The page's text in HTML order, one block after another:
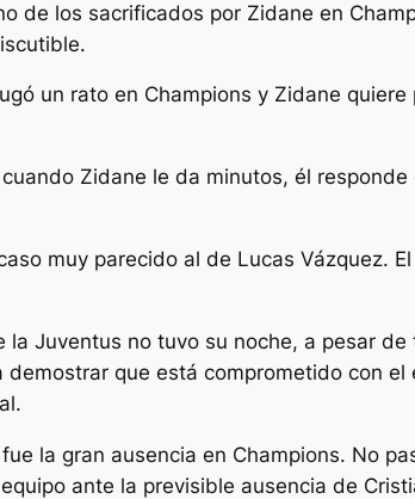
de los sacrificados por Zidane en
un rato en Champions y Zidane
cuando Zidane le da minutos, él
muy parecido al de Lucas Vázquez.
la Juventus no tuvo su noche, a pesar
que está comprometido con
fue la gran ausencia en Champions. No
ante la previsible ausencia de